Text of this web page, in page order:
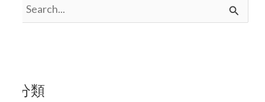
搜
字
分類